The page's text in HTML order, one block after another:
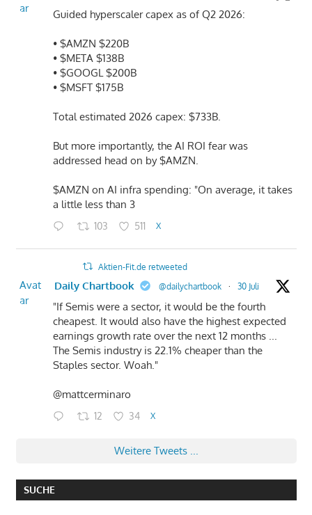
ar Guided hyperscaler capex as of Q2 2026:
• $AMZN $220B
• $META $138B
• $GOOGL $200B
• $MSFT $175B
Total estimated 2026 capex: $733B.
But more importantly, the AI ROI fear was
addressed head on by $AMZN.
$AMZN on AI infra spending: "On average, it takes
a little less than 3
103 511 X
Aktien-Fit.de retweeted
Avat
ar
Daily Chartbook @dailychartbook · 30 Juli
"If Semis were a sector, it would be the fourth
cheapest. It would also have the highest expected
earnings growth rate over the next 12 months ...
The Semis industry is 22.1% cheaper than the
Staples sector. Woah."
@mattcerminaro
12 34 X
Weitere Tweets ...
SUCHE